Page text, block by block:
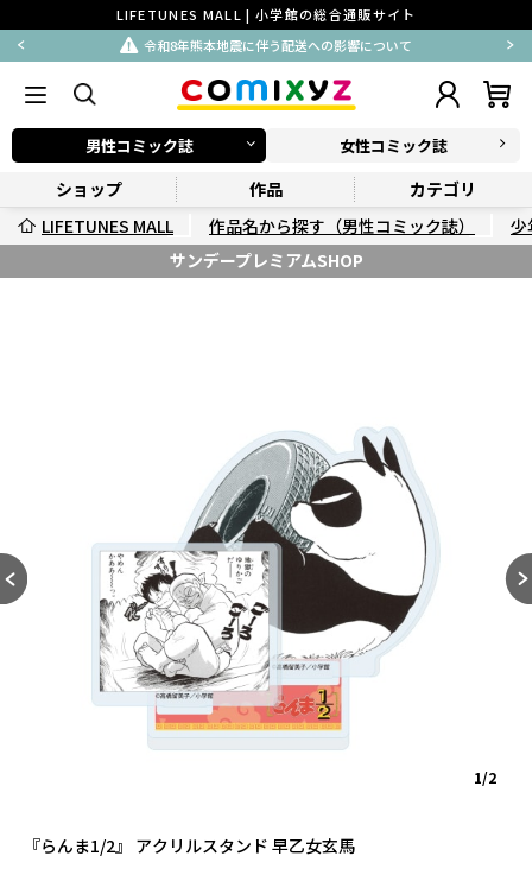
LIFETUNES MALL | 小学館の総合通販サイト
令和8年熊本地震に伴う配送への影響について
男性コミック誌 女性コミック誌
ショップ 作品
カテゴリ
LIFETUNES MALL
作品名から探す（男性コミック誌）
少
サンデープレミアムSHOP
『らんま1/2』 アクリルスタンド 早乙女玄馬
1/2